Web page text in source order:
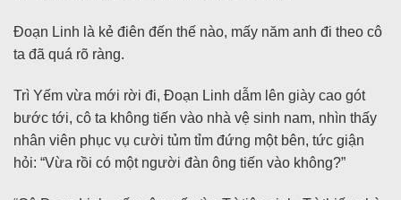
Đoạn Linh là kẻ điên đến thế nào, mấy năm anh đi theo cô
ta đã quá rõ ràng.
Trì Yếm vừa mới rời đi, Đoạn Linh dẫm lên giày cao gót
bước tới, cô ta không tiến vào nhà vệ sinh nam, nhìn thấy
nhân viên phục vụ cười tủm tỉm đứng một bên, tức giận
hỏi: “Vừa rồi có một người đàn ông tiến vào không?”